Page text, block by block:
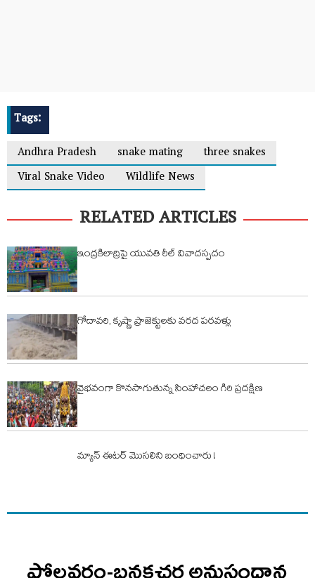
Tags:
Andhra Pradesh
snake mating
three snakes
Viral Snake Video
Wildlife News
RELATED ARTICLES
ఇంద్రకిలాద్రిపై యువతి రీల్ వివాదస్పదం
గోదావరి, కృష్ణా ప్రాజెక్టులకు వరద పరవళ్లు
వైభవంగా కొనసాగుతున్న సింహాచలం గిరి ప్రదక్షిణ
మ్యాన్ ఈటర్ మొసలిని బంధించారు !
పోలవరం-బనకచర్ల అనుసంధాన